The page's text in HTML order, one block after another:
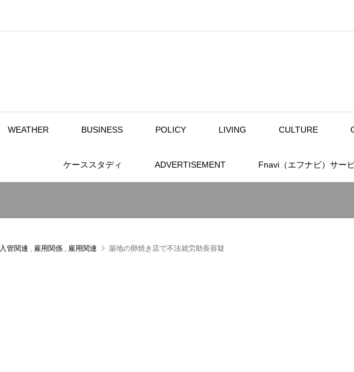
WEATHER BUSINESS POLICY LIVING CULTURE
ケーススタディ ADVERTISEMENT Fnavi（エフナビ）サー
入管関連 , 雇用関係 , 雇用関連 築地の卵焼き店で不法就労助長容疑